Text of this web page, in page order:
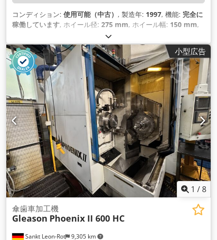
コンディション: 使用可能（中古） , 製造年: 1997, 機能: 完全に
稼働しています, ホイール径: 275 mm, ホイール幅: 150 mm,
, Y軸移動距離:
大）:275 mm,
小型広告
1 /8
Sankt Leon-Rot 9,305 km
傘歯車加工機
Gleason Phoenix II 600 HC